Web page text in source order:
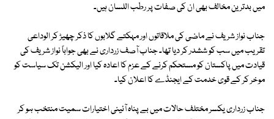
میں بدترین مخالف بھی ان کی صفات پر رطب اللسان ہیں۔
جناب نواز شریف نے ماضی کی ملاقاتوں اور مہکتے گلابوں کا ذکر چھیڑ کر الوداعی
تقریب میں سب کو ششدر کر دیا تھا۔ جناب آصف زرداری نے بھی جواباً نواز شریف کی
قیادت میں پاکستان کو مستحکم کرنے کے عزم کا اعادہ کیا اور الیکشن تک سیاست کو
موخر کر کے قوی خدمت کے ایجنڈے کا اعلان کیا۔
جناب زرداری یکسر مختلف حالات میں بے پناہ آئینی اختیارات سمیت منتخب ہو کر